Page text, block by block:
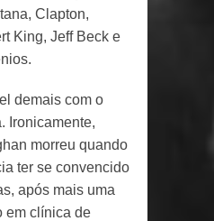
Clapton,
King, Jeff Beck e
demais com o
Ironicamente,
morreu quando
ter se convencido
após mais uma
em clínica de